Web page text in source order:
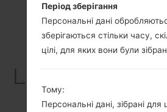
akaLG G4
Період зберігання
Персональні дані
зберігаються стільки часу,
цілі, для яких вони були
Тому:
Персональні дані, зібрані для